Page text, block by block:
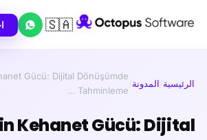
🇸🇦
الرئيسية/المدونة/
Gücü: Dijital Dönüşümde
Tahminleme …
Kehanet Gücü: Dijital